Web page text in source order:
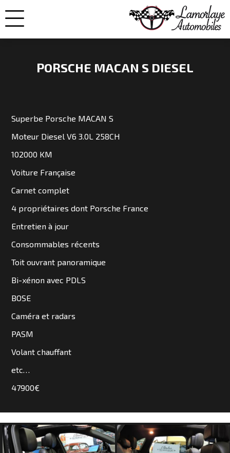
VOITURES
NOS
ENGAGEMENTS
QUI
SOMMES
?
PORSCHE MACAN S DIESEL
Superbe Porsche MACAN S
Moteur Diesel V6 3.0L 258CH
102000 KM
Voiture Française
Carnet complet
4 propriétaires dont Porsche France
Entretien à jour
Consommables récents
Toit ouvrant panoramique
Bi-xénon avec PDLS
BOSE
Caméra et radars
PASM
Volant chauffant
etc…
47900€